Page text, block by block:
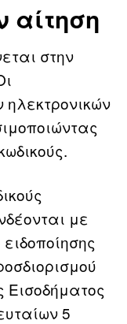
αίτηση
στην
ηλεκτρονικών
με
5